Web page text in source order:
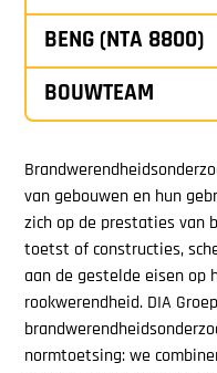
BENG (NTA 8800)
BOUWTEAM
van gebouwen en hun
zich op de prestaties van
toetst of constructies,
aan de gestelde eisen op
rookwerendheid. DIA
normtoetsing: we